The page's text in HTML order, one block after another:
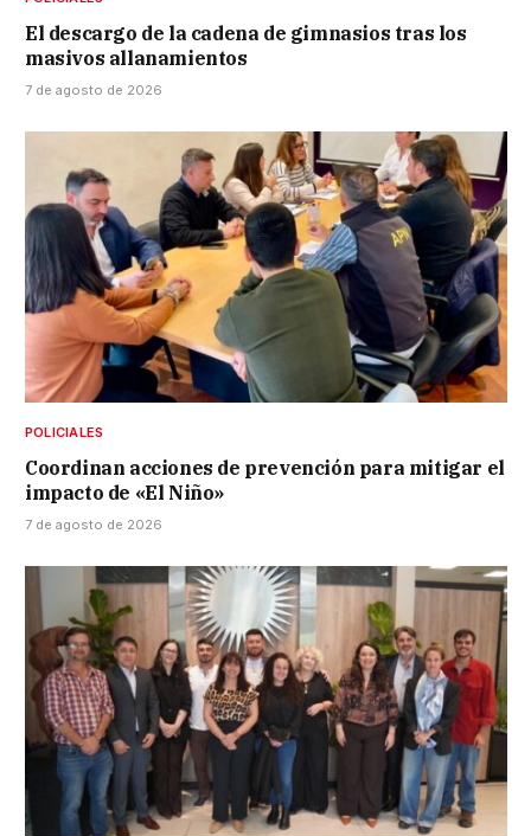
El descargo de la cadena de gimnasios tras los
masivos allanamientos
7 de agosto de 2026
POLICIALES
Coordinan acciones de prevención para mitigar el
impacto de «El Niño»
7 de agosto de 2026